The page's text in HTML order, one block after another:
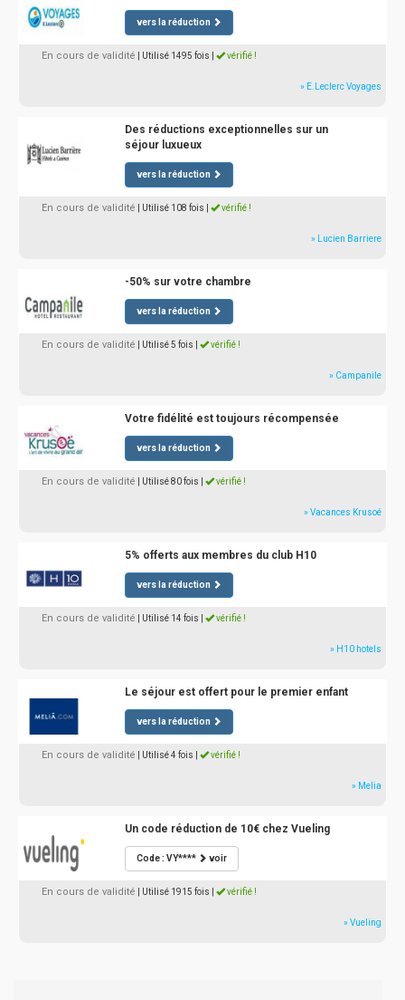
vers la réduction
En cours de validité | Utilisé 1495 fois vérifié !
» E.Leclerc Voyages
Des réductions exceptionnelles sur un
séjour luxueux
vers la réduction
En cours de validité | Utilisé 108 fois vérifié !
» Lucien Barriere
-50% sur votre chambre
vers la réduction
En cours de validité | Utilisé 5 fois vérifié !
» Campanile
Votre fidélité est toujours récompensée
vers la réduction
En cours de validité | Utilisé 80 fois vérifié !
» Vacances Krusoé
5% offerts aux membres du club H10
vers la réduction
En cours de validité | Utilisé 14 fois vérifié !
» H10 hotels
Le séjour est offert pour le premier enfant
vers la réduction
En cours de validité | Utilisé 4 fois vérifié !
» Melia
Un code réduction de 10€ chez Vueling
Code : VY**** voir
En cours de validité | Utilisé 1915 fois vérifié !
» Vueling